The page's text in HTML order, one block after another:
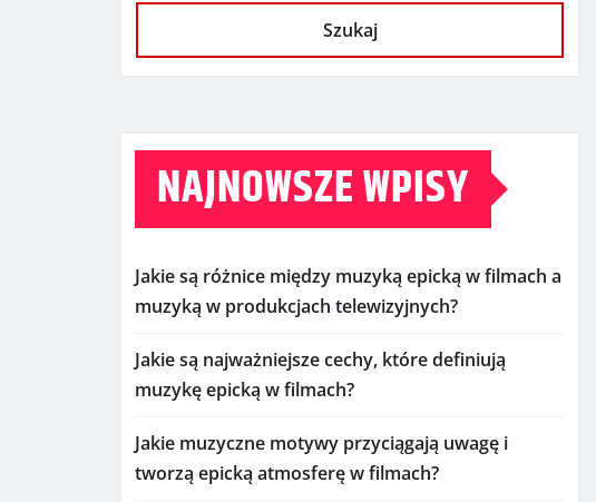
Szukaj
NAJNOWSZE WPISY
Jakie są różnice między muzyką epicką w filmach a
muzyką w produkcjach telewizyjnych?
Jakie są najważniejsze cechy, które definiują
muzykę epicką w filmach?
Jakie muzyczne motywy przyciągają uwagę i
tworzą epicką atmosferę w filmach?